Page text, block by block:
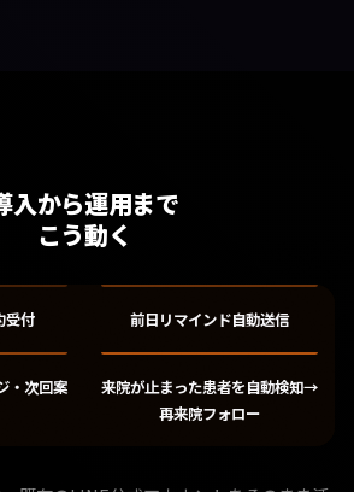
入から運用まで
こう動く
受付 前日リマインド自動送信
・次回案
来院が止まった患者を自動検知→
再来院フォロー